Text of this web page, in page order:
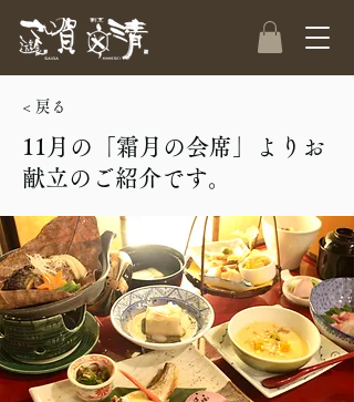
< 戻る
11月の「霜月の会席」よりお
献立のご紹介です。